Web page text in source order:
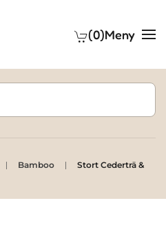
(0)Meny
Bamboo
Stort Cederträ &